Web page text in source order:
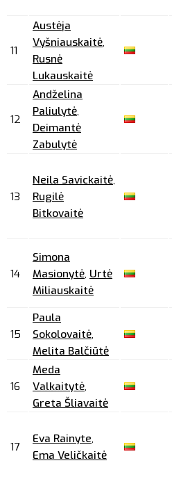
11
Austėja
Vyšniauskaitė,
Rusnė
Lukauskaitė
12
Andželina
Paliulytė,
Deimantė
Zabulytė
13
Neila Savickaitė,
Rugilė
Bitkovaitė
14
Simona
Masionytė, Urtė
Miliauskaitė
15
Paula
Sokolovaitė,
Melita Balčiūtė
16
Meda
Valkaitytė,
Greta Šliavaitė
17
Eva Rainyte,
Ema Veličkaitė